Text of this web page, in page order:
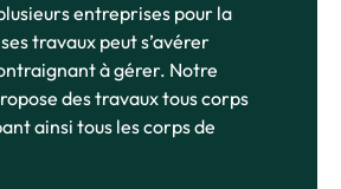
entreprises pour la
travaux peut s’avérer
à gérer. Notre
des travaux tous corps
ainsi tous les corps de